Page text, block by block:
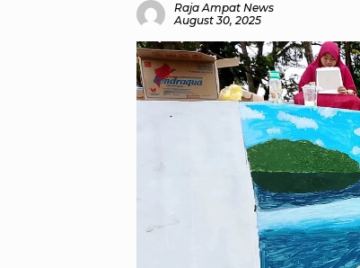
Raja Ampat News
August 30, 2025